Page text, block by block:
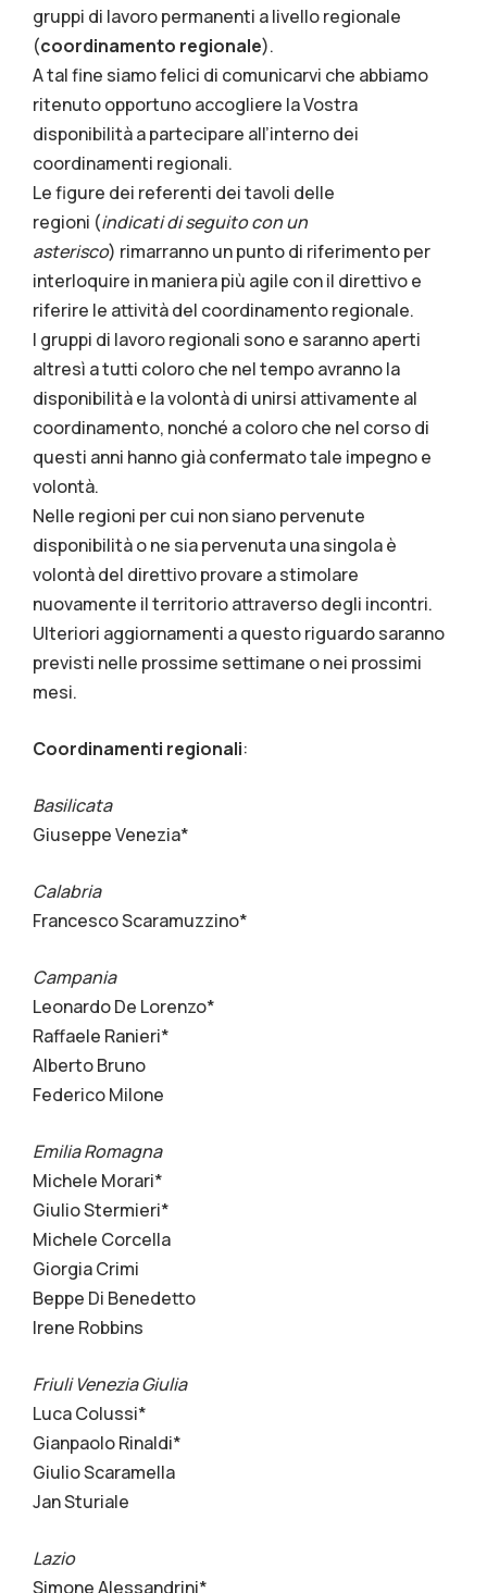
gruppi di lavoro permanenti a livello regionale
(coordinamento regionale).
A tal fine siamo felici di comunicarvi che abbiamo
ritenuto opportuno accogliere la Vostra
disponibilità a partecipare all’interno dei
coordinamenti regionali.
Le figure dei referenti dei tavoli delle
regioni (indicati di seguito con un
asterisco) rimarranno un punto di riferimento per
interloquire in maniera più agile con il direttivo e
riferire le attività del coordinamento regionale.
I gruppi di lavoro regionali sono e saranno aperti
altresì a tutti coloro che nel tempo avranno la
disponibilità e la volontà di unirsi attivamente al
coordinamento, nonché a coloro che nel corso di
questi anni hanno già confermato tale impegno e
volontà.
Nelle regioni per cui non siano pervenute
disponibilità o ne sia pervenuta una singola è
volontà del direttivo provare a stimolare
nuovamente il territorio attraverso degli incontri.
Ulteriori aggiornamenti a questo riguardo saranno
previsti nelle prossime settimane o nei prossimi
mesi.
Coordinamenti regionali:
Basilicata
Giuseppe Venezia*
Calabria
Francesco Scaramuzzino*
Campania
Leonardo De Lorenzo*
Raffaele Ranieri*
Alberto Bruno
Federico Milone
Emilia Romagna
Michele Morari*
Giulio Stermieri*
Michele Corcella
Giorgia Crimi
Beppe Di Benedetto
Irene Robbins
Friuli Venezia Giulia
Luca Colussi*
Gianpaolo Rinaldi*
Giulio Scaramella
Jan Sturiale
Lazio
Simone Alessandrini*